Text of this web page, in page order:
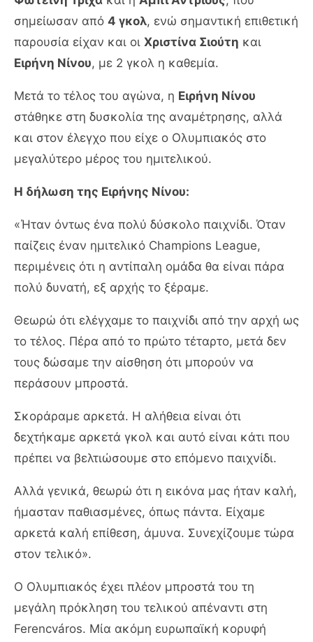
σημείωσαν από 4 γκολ, ενώ σημαντική επιθετική
παρουσία είχαν και οι Χριστίνα Σιούτη και
Ειρήνη Νίνου, με 2 γκολ η καθεμία.
Μετά το τέλος του αγώνα, η Ειρήνη Νίνου
στάθηκε στη δυσκολία της αναμέτρησης, αλλά
και στον έλεγχο που είχε ο Ολυμπιακός στο
μεγαλύτερο μέρος του ημιτελικού.
Η δήλωση της Ειρήνης Νίνου:
«Ήταν όντως ένα πολύ δύσκολο παιχνίδι. Όταν
παίζεις έναν ημιτελικό Champions League,
περιμένεις ότι η αντίπαλη ομάδα θα είναι πάρα
πολύ δυνατή, εξ αρχής το ξέραμε.
Θεωρώ ότι ελέγχαμε το παιχνίδι από την αρχή ως
το τέλος. Πέρα από το πρώτο τέταρτο, μετά δεν
τους δώσαμε την αίσθηση ότι μπορούν να
περάσουν μπροστά.
Σκοράραμε αρκετά. Η αλήθεια είναι ότι
δεχτήκαμε αρκετά γκολ και αυτό είναι κάτι που
πρέπει να βελτιώσουμε στο επόμενο παιχνίδι.
Αλλά γενικά, θεωρώ ότι η εικόνα μας ήταν καλή,
ήμασταν παθιασμένες, όπως πάντα. Είχαμε
αρκετά καλή επίθεση, άμυνα. Συνεχίζουμε τώρα
στον τελικό».
Ο Ολυμπιακός έχει πλέον μπροστά του τη
μεγάλη πρόκληση του τελικού απέναντι στη
Ferencváros. Μία ακόμη ευρωπαϊκή κορυφή